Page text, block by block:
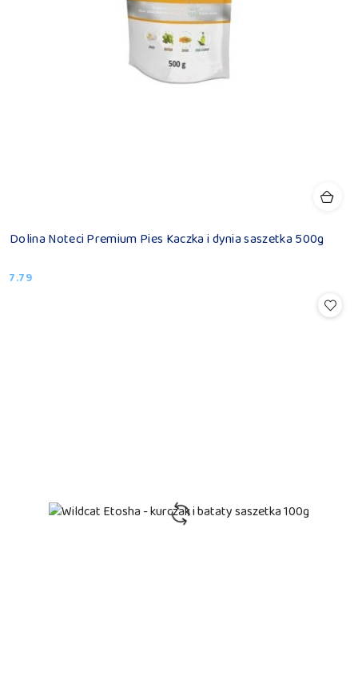
Dolina Noteci Premium Pies Kaczka i dynia saszetka 500g
Cena:
7.79